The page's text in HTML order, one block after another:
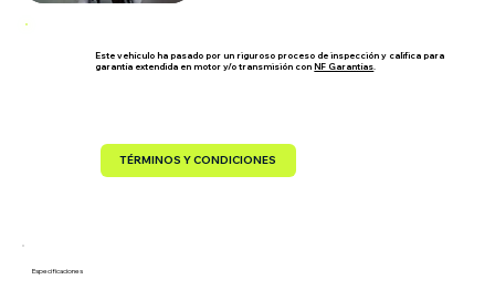
Este vehículo ha pasado por un riguroso proceso de inspección y califica para
garantía extendida en motor y/o transmisión conNF Garantías.
TÉRMINOS Y CONDICIONES
Especificaciones